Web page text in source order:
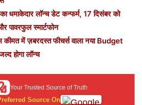
धमाकेदार लॉन्च डेट कन्फर्म, 17 दिसंबर को
पावरफुल स्मार्टफोन
में ज़बरदस्त फीचर्स वाला नया Budget
होगा लॉन्च
Your Trusted Source of Truth
Source On